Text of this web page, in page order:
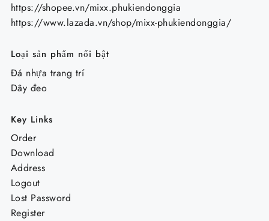
https://shopee.vn/mixx.phukiendonggia
https://www.lazada.vn/shop/mixx-phukiendonggia/
Loại sản phẩm nổi bật
Đá nhựa trang trí
Dây đeo
Key Links
Order
Download
Address
Logout
Lost Password
Register